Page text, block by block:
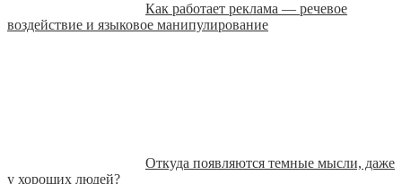
Как работает реклама — речевое
воздействие и языковое манипулирование
Откуда появляются темные мысли, даже
у хороших людей?